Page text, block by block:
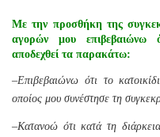
Με την προσθήκη της
αγορών μου επιβεβαιώνω
αποδεχθεί τα παρακάτω:
–Επιβεβαιώνω ότι το
οποίος μου συνέστησε τη
–Κατανοώ ότι κατά τη